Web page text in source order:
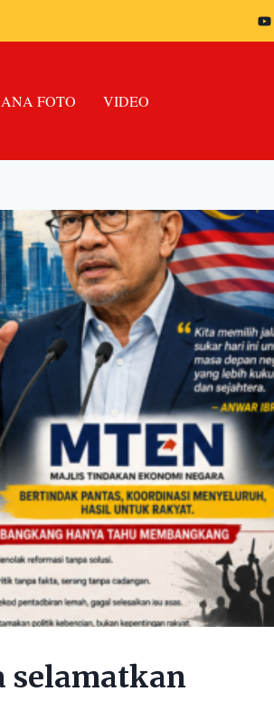
FOTO VIDEO
selamatkan